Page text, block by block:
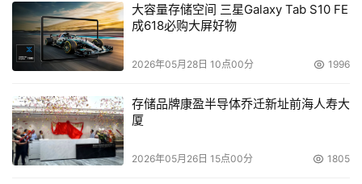
问题二：医药行业企业应如何有效地实现数据的挖掘和分
析， 面对来自不同系统不同结构的数据源，应如何
医药行业数据分析应用场景对于医药行业企业来说，随着产
大容量存储空间 三星Galaxy Tab S10 FE
成618必购大屏好物
2026年05月28日 10点00分 1996
存储品牌康盈半导体乔迁新址前海人寿大
厦
2026年05月26日 15点00分 1805